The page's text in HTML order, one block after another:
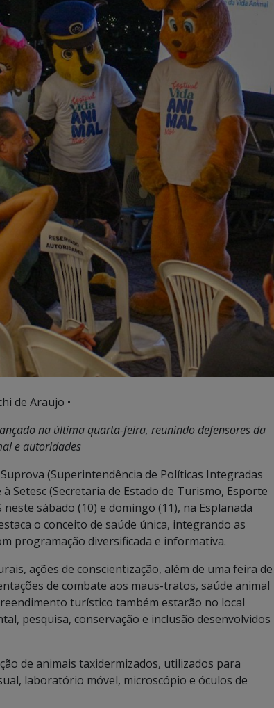
de Araujo •
na última quarta-feira, reunindo defensores da
e autoridades
(Superintendência de Políticas Integradas
Setesc (Secretaria de Estado de Turismo, Esporte
sábado (10) e domingo (11), na Esplanada
o conceito de saúde única, integrando as
programação diversificada e informativa.
ações de conscientização, além de uma feira de
de combate aos maus-tratos, saúde animal
turístico também estarão no local
pesquisa, conservação e inclusão desenvolvidos
de animais taxidermizados, utilizados para
laboratório móvel, microscópio e óculos de